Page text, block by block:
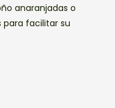
anaranjadas o
para facilitar su